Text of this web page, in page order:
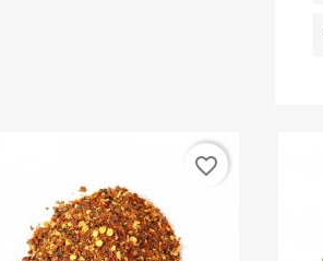
favorite_border